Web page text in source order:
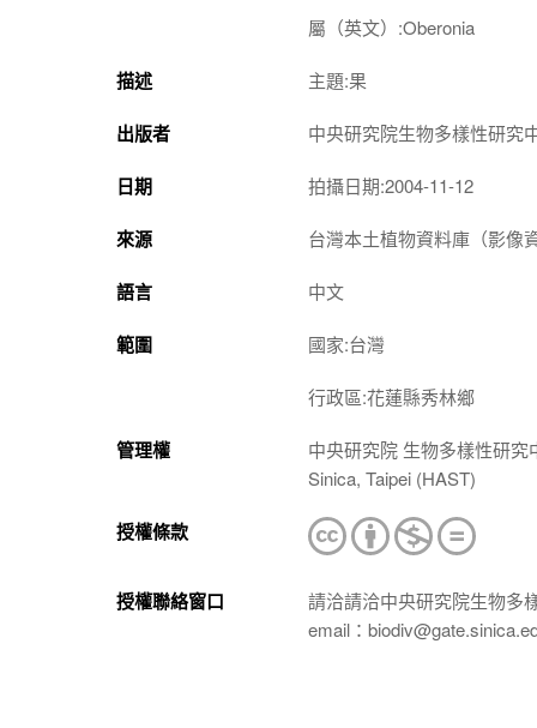
屬（英文）:Oberonia
描述 主題:果
出版者 中央研究院生物多樣性研究
日期 拍攝日期:2004-11-12
來源 台灣本土植物資料庫（影像
語言 中文
範圍 國家:台灣
行政區:花蓮縣秀林鄉
管理權
中央研究院 生物多樣性研究
Sinica, Taipei (HAST)
授權條款
授權聯絡窗口
請洽請洽中央研究院生物多
email：